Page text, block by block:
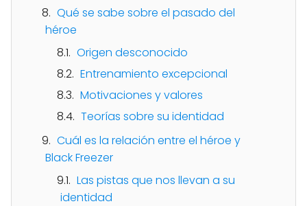
Qué se sabe sobre el pasado del
héroe
Origen desconocido
Entrenamiento excepcional
Motivaciones y valores
Teorías sobre su identidad
Cuál es la relación entre el héroe y
Black Freezer
Las pistas que nos llevan a su
identidad